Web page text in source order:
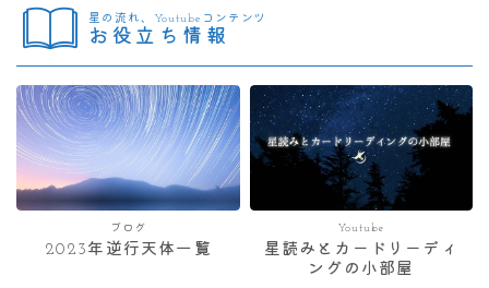
星の流れ、Youtubeコンテンツ
お役立ち情報
ブログ
2023年逆行天体一覧
Youtube
星読みとカードリーディ
ングの小部屋